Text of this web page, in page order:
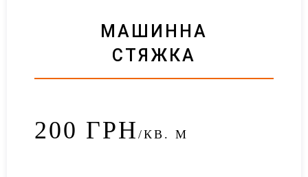
МАШИННА
СТЯЖКА
200 ГРН /КВ. М